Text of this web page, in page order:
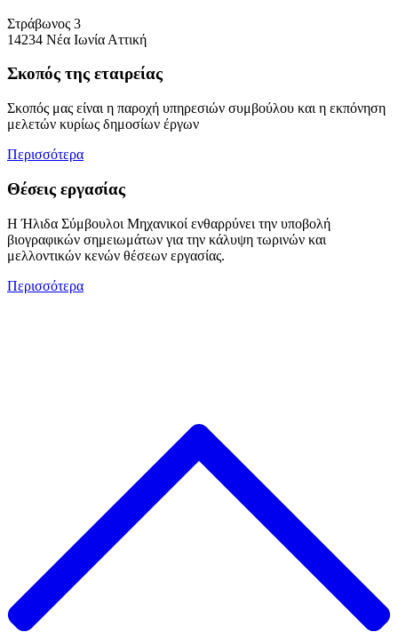
Στράβωνος 3
14234 Νέα Ιωνία Αττική
Σκοπός της εταιρείας
Σκοπός μας είναι η παροχή υπηρεσιών συμβούλου και η εκπόνηση
μελετών κυρίως δημοσίων έργων
Περισσότερα
Θέσεις εργασίας
Η Ήλιδα Σύμβουλοι Μηχανικοί ενθαρρύνει την υποβολή
βιογραφικών σημειωμάτων για την κάλυψη τωρινών και
μελλοντικών κενών θέσεων εργασίας.
Περισσότερα